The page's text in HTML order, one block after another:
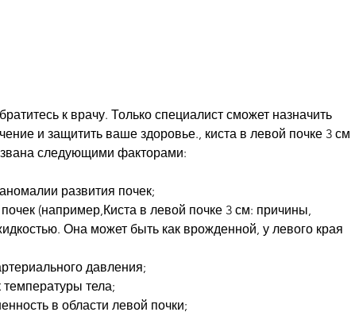
и защитить ваше здоровье., киста в левой почке 3 см
следующими факторами:
развития почек;
(например,Киста в левой почке 3 см: причины,
Она может быть как врожденной, у левого края
давления;
температуры тела;
в области левой почки;